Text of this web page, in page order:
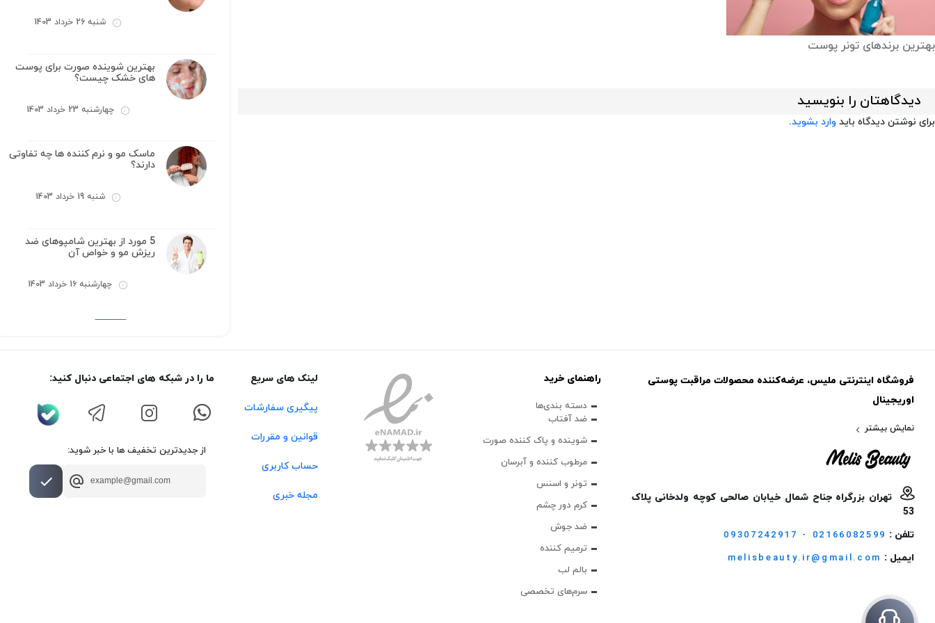
بهترین برندهای تونر پوست
دیدگاهتان را بنویسید
برای نوشتن دیدگاه باید وارد بشوید.
شنبه 26 خرداد 1403
بهترین شوینده صورت برای پوست
های خشک چیست؟
چهارشنبه 23 خرداد 1403
ماسک مو و نرم کننده ها چه تفاوتی
دارند؟
شنبه 19 خرداد 1403
5 مورد از بهترین شامپوهای ضد
ریزش مو و خواص آن
چهارشنبه 16 خرداد 1403
فروشگاه اینترنتی ملیس، عرضه‌کننده محصولات مراقبت پوستی
اوریجینال
نمایش بیشتر
تهران بزرگراه جناح شمال خیابان صالحی کوچه ولدخانی پلاک
53
تلفن : 09307242917 - 02166082599
ایمیل : melisbeauty.ir@gmail.com
راهنمای خرید
دسته بندی‌ها
ضد آفتاب
شوینده و پاک‌ کننده صورت
مرطوب کننده و آبرسان
تونر و اسنس
کرم دور چشم
ضد جوش
ترمیم کننده
بالم لب
سرم‌های تخصصی
لینک های سریع
پیگیری سفارشات
قوانین و مقررات
حساب کاربری
مجله خبری
ما را در شبکه های اجتماعی دنبال کنید:
از جدیدترین تخفیف ها با خبر شوید: